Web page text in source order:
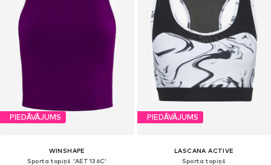
PIEDĀVĀJUMS
WINSHAPE
Sporta topiņš 'AET136C'
PIEDĀVĀJUMS
LASCANA ACTIVE
Sporta topiņš